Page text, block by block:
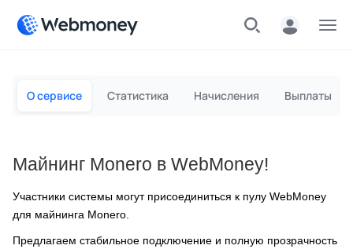
О сервисе Статистика Начисления Выплаты
Майнинг Monero в WebMoney!
Участники системы могут присоединиться к пулу WebMoney
для майнинга Monero.
Предлагаем стабильное подключение и полную прозрачность